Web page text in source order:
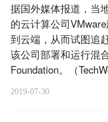
据国外媒体报道，当
的云计算公司
到云端，从而试图追
该公司部署和运行混
Foundation。（
2019-07-30